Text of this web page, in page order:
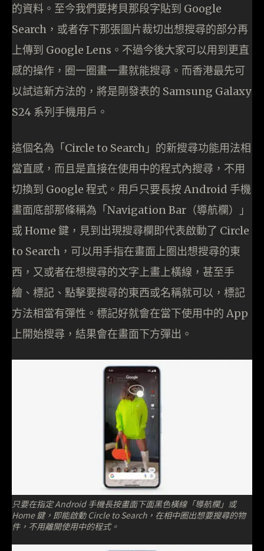
的資料。至今我們要拷貝那段字貼到 Google
Search，或者存下那張圖片裁切出想搜尋的部分再
上傳到 Google Lens。不過今後大家可以用到更直
感的操作，圈一圈畫一畫就能搜尋。而香港最先可
以試這新方法的，將是剛發表的 Samsung Galaxy
S24 系列手機用戶。
這個名為「Circle to Search」的新搜尋功能用法相
當直感，而且是直接在使用中的程式內搜尋，不用
切換到 Google 程式。用戶只要長按 Android 手機
畫面底部那條稱為「Navigation Bar（導航欄）」
或 Home 鍵，見到出現搜尋欄即代表啟動了 Circle
to Search，可以用手指在畫面上圈出想搜尋的東
西，又或者在想搜尋的文字上畫上橫線，甚至手
繪、標記、點擊要搜尋的東西或名稱就可以，標記
方法相當有彈性。標記好就會在當下使用中的 App
上開始搜尋，結果會在畫面下方彈出。
只要在指定 Android 手機長按畫面下面黑色橫線「導航欄」或
Home 鍵，即能啟動 Circle to Search，在相中圈出想要搜尋的物
件，不用離開使用中的程式。